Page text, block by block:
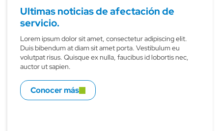
Ultimas noticias de afectación de
servicio.
Lorem ipsum dolor sit amet, consectetur adipiscing elit.
Duis bibendum at diam sit amet porta. Vestibulum eu
volutpat risus. Quisque ex nulla, faucibus id lobortis nec,
auctor ut sapien.
Conocer más